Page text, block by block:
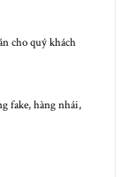
cho quý khách
fake, hàng nhái,